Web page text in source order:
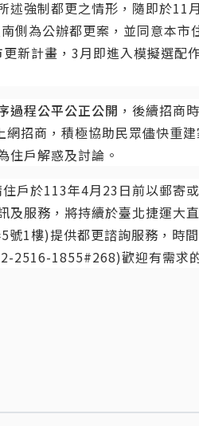
強制都更之情形，隨即於11
側為公辦都更案，並同意本市
新計畫，3月即進入模擬選配
過程公平公正公開 ，後續招商
招商，積極協助民眾儘快重
住戶解惑及討論。
戶於113年4月23日前以郵寄
及服務，將持續於臺北捷運大
號1樓)提供都更諮詢服務，時
2516-1855#268)歡迎有需求